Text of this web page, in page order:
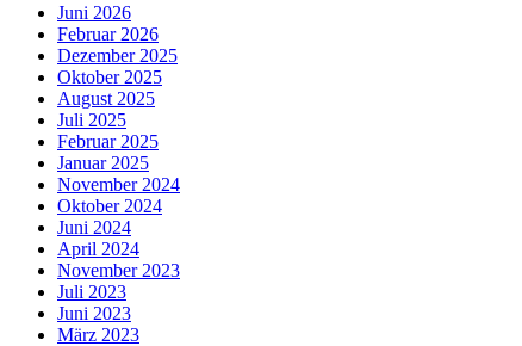
Juni 2026
Februar 2026
Dezember 2025
Oktober 2025
August 2025
Juli 2025
Februar 2025
Januar 2025
November 2024
Oktober 2024
Juni 2024
April 2024
November 2023
Juli 2023
Juni 2023
März 2023